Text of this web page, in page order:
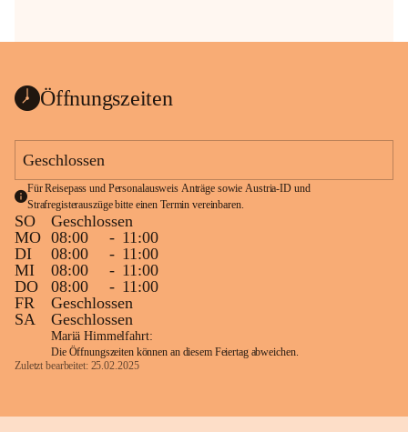
Öffnungszeiten
Geschlossen
Für Reisepass und Personalausweis Anträge sowie Austria-ID und
Strafregisterauszüge bitte einen Termin vereinbaren.
SO
Geschlossen
MO 08:00 - 11:00
DI
08:00 - 11:00
MI
08:00 - 11:00
DO
08:00 - 11:00
FR
Geschlossen
SA
Geschlossen
Mariä Himmelfahrt:
Die Öffnungszeiten können an diesem Feiertag abweichen.
Zuletzt bearbeitet: 25.02.2025